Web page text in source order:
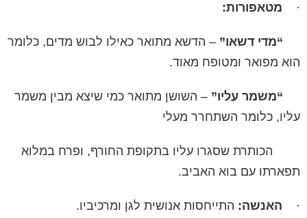
· מטאפורות:
“מדי דשאו” – הדשא מתואר כאילו לבוש מדים, כלומר
הוא מפואר ומטופח מאוד.
“משמר עליו” – השושן מתואר כמי שיצא מבין משמר
עליו, כלומר השתחרר מעלי
הכותרת שסגרו עליו בתקופת החורף, ופרח במלוא
תפארתו עם בוא האביב.
· האנשה: התייחסות אנושית לגן ומרכיביו.